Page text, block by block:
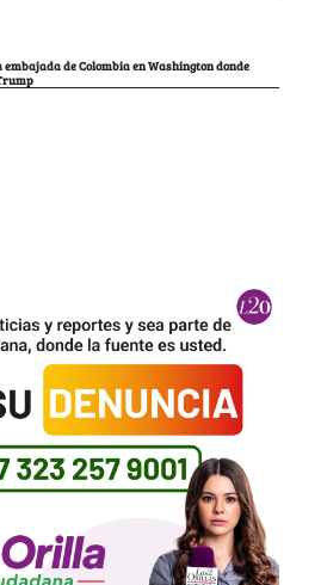
embajada de Colombia en Washington donde